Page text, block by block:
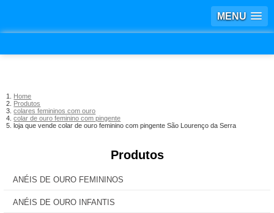
MENU
Home
Produtos
colares femininos com ouro
colar de ouro feminino com pingente
loja que vende colar de ouro feminino com pingente São Lourenço da Serra
Produtos
ANÉIS DE OURO FEMININOS
ANÉIS DE OURO INFANTIS